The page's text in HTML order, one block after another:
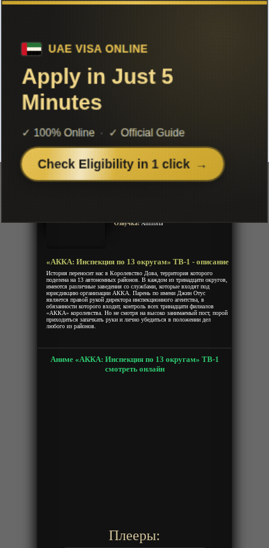
Чтобы не терять с нами связь,
подписывайся на наш
«АККА: Инспекция по 13 округам»
Добавленно: 01 мая 2018 | Серии: [12 из 12]
ACCA: 13-ku Kansatsu-ka
Год:2017
Озвучка:Anilibria
«АККА: Инспекция по 13 округам» ТВ-1 - описание
История переносит нас в Королевство Дова, территория которого
поделена на 13 автономных районов. В каждом из тринадцати округов,
имеются различные заведения со службами, которые входят под
юрисдикцию организации АККА. Парень по имени Джин Отус
является правой рукой директора инспекционного агентства, в
обязанности которого входит, контроль всех тринадцати филиалов
«АККА» королевства. Но не смотря на высоко занимаемый пост, порой
приходиться запачкать руки и лично убедиться в положении дел
любого из районов.
Аниме «АККА: Инспекция по 13 округам» ТВ-1
смотреть онлайн
Плееры: